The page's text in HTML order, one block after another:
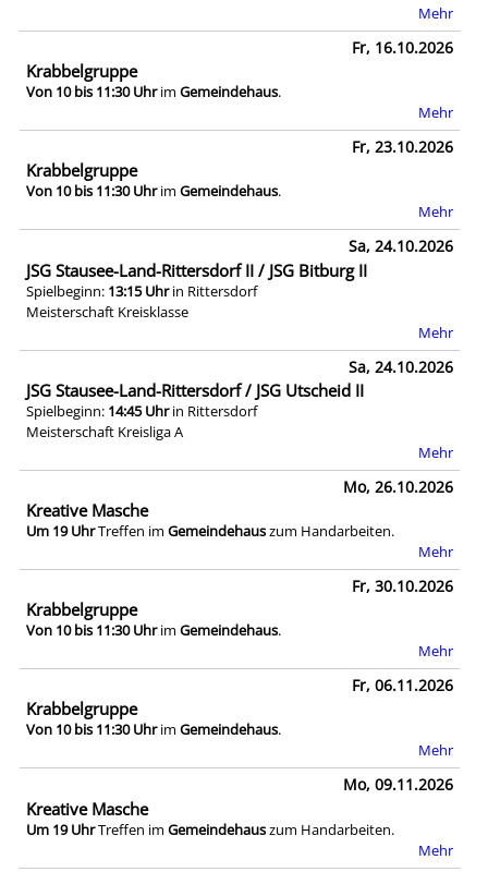
Mehr
Fr, 16.10.2026
Krabbelgruppe
Von 10 bis 11:30 Uhrim Gemeindehaus.
Mehr
Fr, 23.10.2026
Krabbelgruppe
Von 10 bis 11:30 Uhrim Gemeindehaus.
Mehr
Sa, 24.10.2026
JSG Stausee-Land-Rittersdorf II / JSG Bitburg II
Spielbeginn: 13:15 Uhrin Rittersdorf
Meisterschaft Kreisklasse
Mehr
Sa, 24.10.2026
JSG Stausee-Land-Rittersdorf / JSG Utscheid II
Spielbeginn: 14:45 Uhrin Rittersdorf
Meisterschaft Kreisliga A
Mehr
Mo, 26.10.2026
Kreative Masche
Um 19 UhrTreffen im Gemeindehauszum Handarbeiten.
Mehr
Fr, 30.10.2026
Krabbelgruppe
Von 10 bis 11:30 Uhrim Gemeindehaus.
Mehr
Fr, 06.11.2026
Krabbelgruppe
Von 10 bis 11:30 Uhrim Gemeindehaus.
Mehr
Mo, 09.11.2026
Kreative Masche
Um 19 UhrTreffen im Gemeindehauszum Handarbeiten.
Mehr